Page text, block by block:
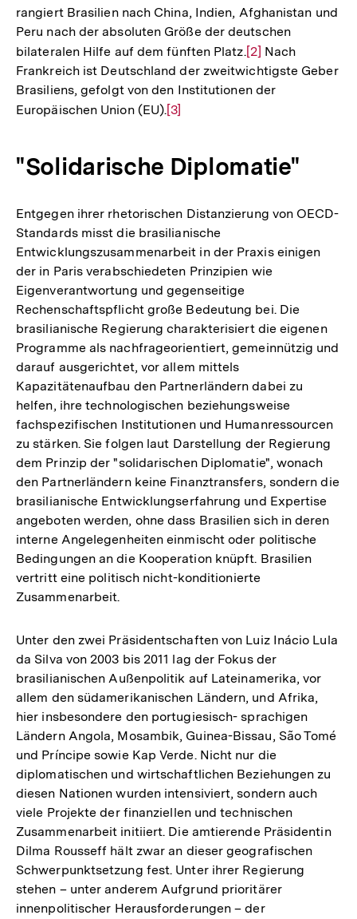
rangiert Brasilien nach China, Indien, Afghanistan und
Peru nach der absoluten Größe der deutschen
bilateralen Hilfe auf dem fünften Platz.Zur
Auflösung
der
[2] Nach
Frankreich ist Deutschland der zweitwichtigste Geber
Brasiliens, gefolgt von den Institutionen der
Europäischen Union (EU).Zur
Fußnote
[3]
"Solidarische Diplomatie"
Entgegen ihrer rhetorischen Distanzierung von OECD-
Standards misst die brasilianische
Entwicklungszusammenarbeit in der Praxis einigen
der in Paris verabschiedeten Prinzipien wie
Eigenverantwortung und gegenseitige
Rechenschaftspflicht große Bedeutung bei. Die
brasilianische Regierung charakterisiert die eigenen
Programme als nachfrageorientiert, gemeinnützig und
darauf ausgerichtet, vor allem mittels
Kapazitätenaufbau den Partnerländern dabei zu
helfen, ihre technologischen beziehungsweise
fachspezifischen Institutionen und Humanressourcen
zu stärken. Sie folgen laut Darstellung der Regierung
dem Prinzip der "solidarischen Diplomatie", wonach
den Partnerländern keine Finanztransfers, sondern die
brasilianische Entwicklungserfahrung und Expertise
angeboten werden, ohne dass Brasilien sich in deren
interne Angelegenheiten einmischt oder politische
Bedingungen an die Kooperation knüpft. Brasilien
vertritt eine politisch nicht-konditionierte
Zusammenarbeit.
Unter den zwei Präsidentschaften von Luiz Inácio Lula
da Silva von 2003 bis 2011 lag der Fokus der
brasilianischen Außenpolitik auf Lateinamerika, vor
allem den südamerikanischen Ländern, und Afrika,
hier insbesondere den portugiesisch- sprachigen
Ländern Angola, Mosambik, Guinea-Bissau, São Tomé
und Príncipe sowie Kap Verde. Nicht nur die
diplomatischen und wirtschaftlichen Beziehungen zu
diesen Nationen wurden intensiviert, sondern auch
viele Projekte der finanziellen und technischen
Zusammenarbeit initiiert. Die amtierende Präsidentin
Dilma Rousseff hält zwar an dieser geografischen
Schwerpunktsetzung fest. Unter ihrer Regierung
stehen – unter anderem Aufgrund prioritärer
innenpolitischer Herausforderungen – der